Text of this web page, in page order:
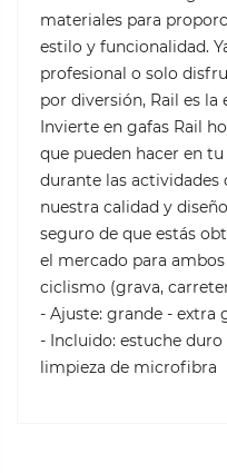
materiales para
estilo y funcionalidad.
profesional o solo
por diversión, Rail es
Invierte en gafas Rail
que pueden hacer en
durante las actividades
nuestra calidad y
seguro de que estás
el mercado para
ciclismo (grava,
- Ajuste: grande - extra
- Incluido: estuche
limpieza de microfibra